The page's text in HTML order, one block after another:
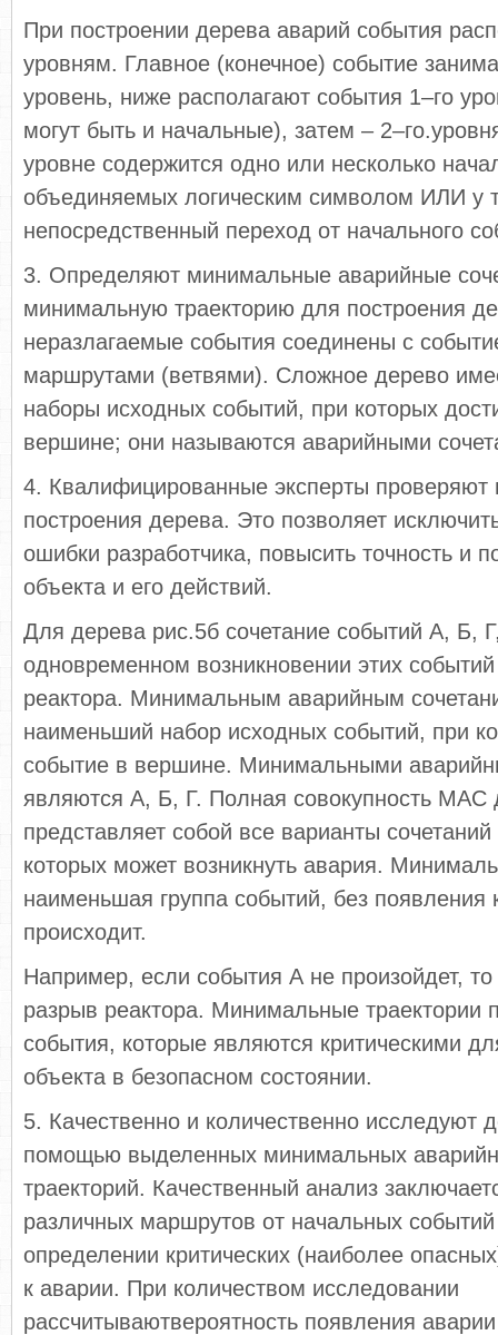
При построении дерева аварий события
уровням. Главное (конечное) событие
уровень, ниже располагают события 1–го
могут быть и начальные), затем –
уровне содержится одно или несколько
объединяемых логическим символом ИЛИ у
непосредственный переход от начального
3. Определяют минимальные аварийные
минимальную траекторию для построения
неразлагаемые события соединены с
маршрутами (ветвями). Сложное дерево
наборы исходных событий, при которых
вершине; они называются аварийными
4. Квалифицированные эксперты проверяют
построения дерева. Это позволяет
ошибки разработчика, повысить точность и
объекта и его действий.
Для дерева рис.5б сочетание событий А, Б,
одновременном возникновении этих
реактора. Минимальным аварийным
наименьший набор исходных событий, при
событие в вершине. Минимальными
являются А, Б, Г. Полная совокупность MAC
представляет собой все варианты
которых может возникнуть авария.
наименьшая группа событий, без появления
происходит.
Например, если события А не произойдет, то
разрыв реактора. Минимальные траектории
события, которые являются критическими
объекта в безопасном состоянии.
5. Качественно и количественно исследуют
помощью выделенных минимальных
траекторий. Качественный анализ
различных маршрутов от начальных
определении критических (наиболее
к аварии. При количеством исследовании
рассчитываютвероятность появления